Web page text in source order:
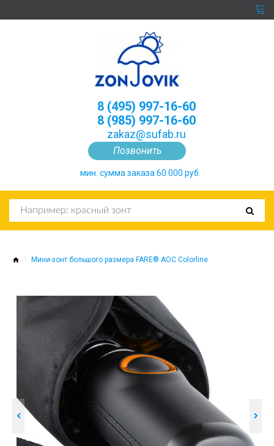
Позвонить
8 (495) 997-16-60
8 (985) 997-16-60
zakaz@sufab.ru
мин. сумма заказа 60 000 руб.
Мини-зонт большого размера FARE® AOC Colorline